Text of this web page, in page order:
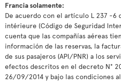
Francia solamente:
De acuerdo con el artículo L 237 -6
intérieure (Código de Seguridad
cuenta que las compañías aéreas
información de las reservas, la
de sus pasajeros (API/PNR) a los
efectos descritos en el decreto N°
26/09/2014 y bajo las condiciones